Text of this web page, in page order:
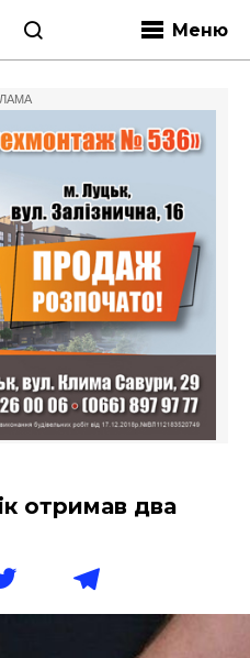
Меню
отримав два